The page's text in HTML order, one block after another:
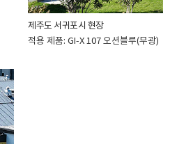
제주도 서귀포시 현장
적용 제품: GI-X 107 오션블루(무광)